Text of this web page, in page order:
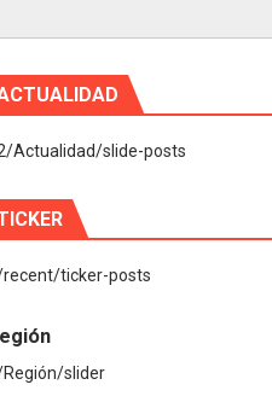
Actualidad/slide-posts
ticker-posts
slider